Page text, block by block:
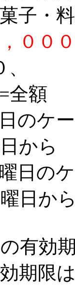
子・
０００
全額
ケー
から
ーキ
日か
有効
期限